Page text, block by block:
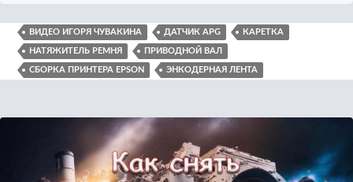
ВИДЕО ИГОРЯ ЧУВАКИНА ДАТЧИК APG КАРЕТКА
НАТЯЖИТЕЛЬ РЕМНЯ ПРИВОДНОЙ ВАЛ
СБОРКА ПРИНТЕРА EPSON ЭНКОДЕРНАЯ ЛЕНТА